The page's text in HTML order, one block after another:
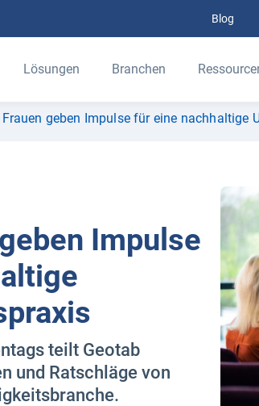
Blog
Lösungen Branchen
Frauen geben Impulse für eine nachhaltige
Impulse
teilt Geotab
und Ratschläge von